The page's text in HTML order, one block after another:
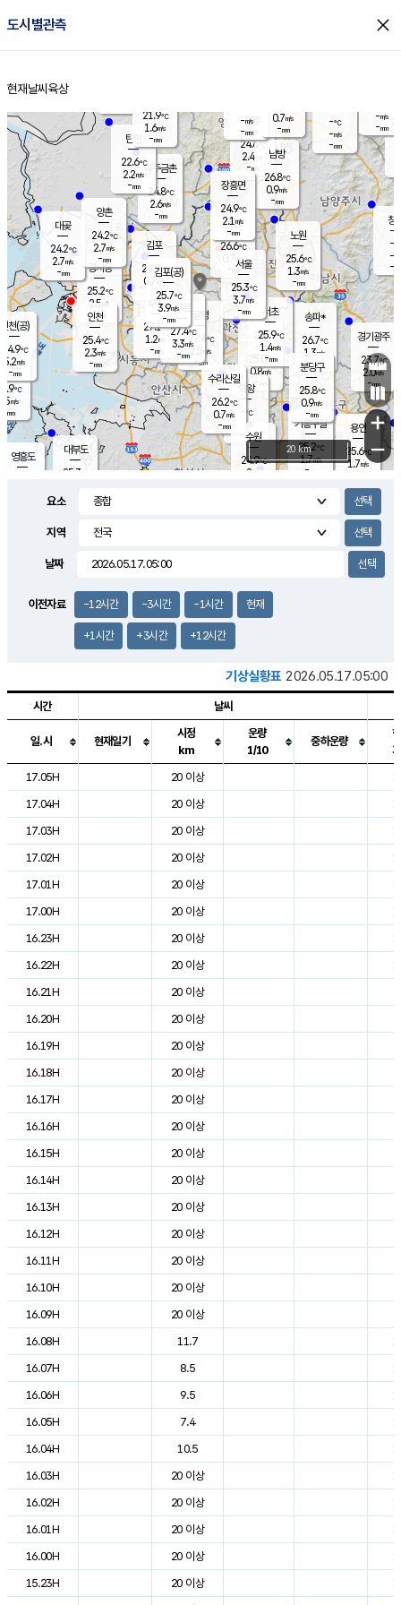
도시별관측 close
홈
현재날씨 육상
의도
℃
m/s
mm
영흥도
양주
24.6℃
2.4
-mm
과천
25.0℃
0.8m/s
- mm
용인
25.6℃
1.7m/s
경기광주
23.7℃
2.0m/s
-mm
2.7m/s
대부도
25.3
경서동
25.2℃
2.5 m/s
-mm
파주금촌
24.8℃
2.6m/s
-mm
-℃
-m/s
-mm
대곶
24.2℃
2.7m/s
-mm
창
-
-m/
-
탄현
22.6℃
2.2m/s
-mm
-m/s
-mm
의왕
- ℃
m/s
mm
김포
24.9℃
0.7 m/s
mm
광명
27.4 ℃
2.5 m/s
-mm
부천
27.1℃
1.2m/s
-mm
양촌
24.2℃
2.7m/s
-mm
구로
27.4℃
3.3m/s
-mm
은평
26.6℃
0.7 m/s
- mm
노원
25.6℃
1.3m/s
-mm
송파*
26.7℃
1.3m/s
-mm
서초
25.9℃
1.4m/s
-mm
남방
26.8℃
0.9m/s
-mm
기흥구갈
25.2℃
1.7m/s
-
수리산길
26.2℃
0.7m/s
-mm
분당구
25.8℃
0.9m/s
-mm
장흥면
24.9℃
2.1 m/s
-mm
-m/s
-mm
인천(공)
24.9℃
5.2m/s
-mm
김포(공)
25.7℃
3.9m/s
-mm
수원
24.9℃
2 m/s
인천
25.4℃
2.3m/s
-mm
서울
25.3℃
3.7m/s
-mm
21.9℃
1.6m/s
-mm
0.7m/s
-mm
+
−
20 km
요소
지역
날짜
이전자료 -12시간 -3시간 -1시간 현재
+1시간 +3시간 +12시간
기상실황표 2026.05.17.05:00
도시별 기상실황표로 지점, 날씨, 기온, 강수, 바람, 기압등을 안내한 표입
시간 날씨
일.시 현재일기
시정
km
운량
1/10
중하운량
17.05H
20 이상
17.04H
20 이상
17.03H
20 이상
17.02H
20 이상
17.01H
20 이상
17.00H
20 이상
16.23H
20 이상
16.22H
20 이상
16.21H
20 이상
16.20H
20 이상
16.19H
20 이상
16.18H
20 이상
16.17H
20 이상
16.16H
20 이상
16.15H
20 이상
16.14H
20 이상
16.13H
20 이상
16.12H
20 이상
16.11H
20 이상
16.10H
20 이상
16.09H
20 이상
16.08H
11.7
16.07H
8.5
16.06H
9.5
16.05H
7.4
16.04H
10.5
16.03H
20 이상
16.02H
20 이상
16.01H
20 이상
16.00H
20 이상
15.23H
20 이상